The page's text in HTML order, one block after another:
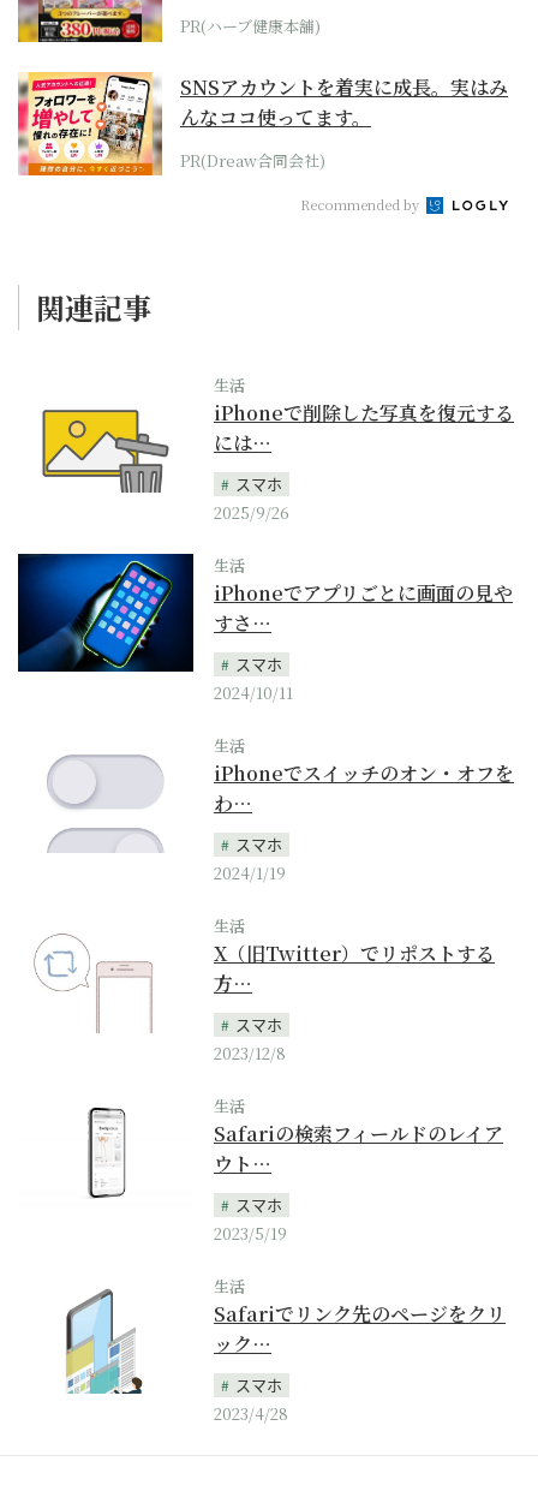
PR(ハーブ健康本舗)
SNSアカウントを着実に成長。実はみ
んなココ使ってます。
PR(Dreaw合同会社)
Recommended by
関連記事
生活
iPhoneで削除した写真を復元する
には…
スマホ
2025/9/26
生活
iPhoneでアプリごとに画面の見や
すさ…
スマホ
2024/10/11
生活
iPhoneでスイッチのオン・オフを
わ…
スマホ
2024/1/19
生活
X（旧Twitter）でリポストする
方…
スマホ
2023/12/8
生活
Safariの検索フィールドのレイア
ウト…
スマホ
2023/5/19
生活
Safariでリンク先のページをクリ
ック…
スマホ
2023/4/28